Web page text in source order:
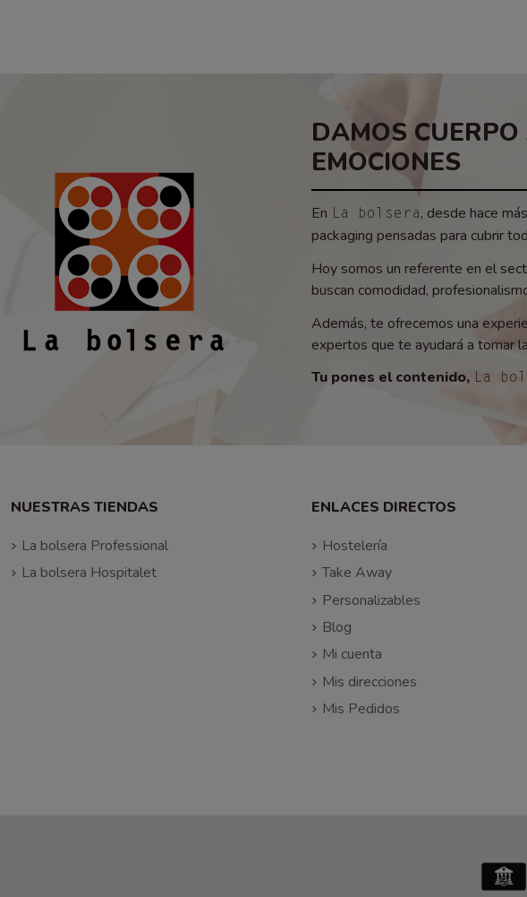
DAMOS
EMOCIONES
En La bolsera, desde hace
packaging pensadas para cubrir
Hoy somos un referente en el
buscan comodidad,
Además, te ofrecemos una
expertos que te ayudará a tomar
Tu pones el contenido, La
NUESTRAS TIENDAS
La bolsera Professional
La bolsera Hospitalet
ENLACES DIRECTOS
Hostelería
Take Away
Personalizables
Blog
Mi cuenta
Mis direcciones
Mis Pedidos